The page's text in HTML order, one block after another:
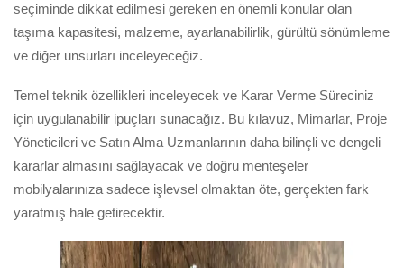
seçiminde dikkat edilmesi gereken en önemli konular olan
taşıma kapasitesi, malzeme, ayarlanabilirlik, gürültü sönümleme
ve diğer unsurları inceleyeceğiz.
Temel teknik özellikleri inceleyecek ve Karar Verme Süreciniz
için uygulanabilir ipuçları sunacağız. Bu kılavuz, Mimarlar, Proje
Yöneticileri ve Satın Alma Uzmanlarının daha bilinçli ve dengeli
kararlar almasını sağlayacak ve doğru menteşeler
mobilyalarınıza sadece işlevsel olmaktan öte, gerçekten fark
yaratmış hale getirecektir.